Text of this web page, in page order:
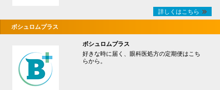
詳しくはこちら
ボシュロムプラス
ボシュロムプラス
好きな時に届く、眼科医処方の定期便はこち
らから。